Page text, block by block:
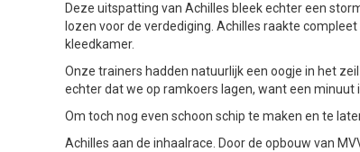
Deze uitspatting van Achilles bleek echter een
lozen voor de verdediging. Achilles raakte
kleedkamer.
Onze trainers hadden natuurlijk een oogje in het
echter dat we op ramkoers lagen, want een minuut
Om toch nog even schoon schip te maken en te
Achilles aan de inhaalrace. Door de opbouw van